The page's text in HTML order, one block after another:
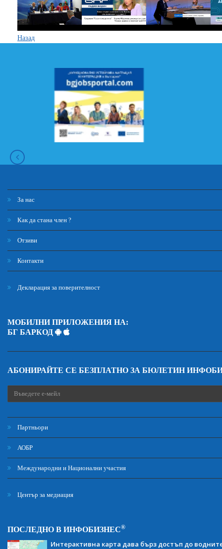
Назад
За нас
Как да стана член ?
Отзиви
Контакти
Декларация за поверителност
МОБИЛНИ ПРИЛОЖЕНИЯ НА:
БГ БАРКОД
АБОНИРАЙТЕ СЕ БЕЗПЛАТНО ЗА БЮЛЕТИН
Партньори
АОБР
Международни и Национални участия
Център за медиация
ПОСЛЕДНО В ИНФОБИЗНЕС®
Интерактивна карта дава бърз достъп до